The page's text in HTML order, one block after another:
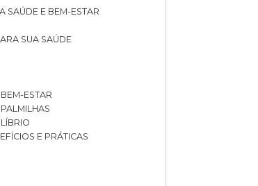
SAÚDE E BEM-ESTAR
SUA SAÚDE
ESTAR
E PRÁTICAS